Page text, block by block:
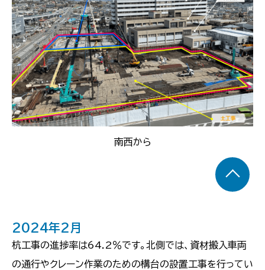
南西から
2024年2月
杭工事の進捗率は64.2％です。北側では、資材搬入車両
の通行やクレーン作業のための構台の設置工事を行ってい